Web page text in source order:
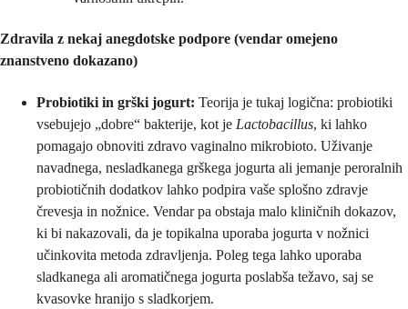
Zdravila z nekaj anegdotske podpore (vendar omejeno
znanstveno dokazano)
Probiotiki in grški jogurt: Teorija je tukaj logična: probiotiki
vsebujejo „dobre“ bakterije, kot je Lactobacillus, ki lahko
pomagajo obnoviti zdravo vaginalno mikrobioto. Uživanje
navadnega, nesladkanega grškega jogurta ali jemanje peroralnih
probiotičnih dodatkov lahko podpira vaše splošno zdravje
črevesja in nožnice. Vendar pa obstaja malo kliničnih dokazov,
ki bi nakazovali, da je topikalna uporaba jogurta v nožnici
učinkovita metoda zdravljenja. Poleg tega lahko uporaba
sladkanega ali aromatičnega jogurta poslabša težavo, saj se
kvasovke hranijo s sladkorjem.